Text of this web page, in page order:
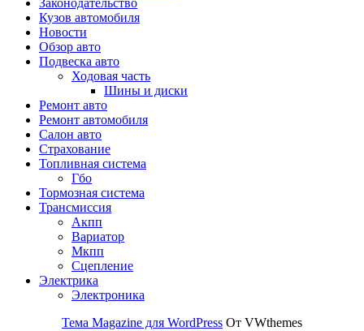
Кузов автомобиля
Новости
Обзор авто
Подвеска авто
Ходовая часть
Шины и диски
Ремонт авто
Ремонт автомобиля
Салон авто
Страхование
Топливная система
Гбо
Тормозная система
Трансмиссия
Акпп
Вариатор
Мкпп
Сцепление
Электрика
Электроника
Тема Magazine для WordPress От VWthemes